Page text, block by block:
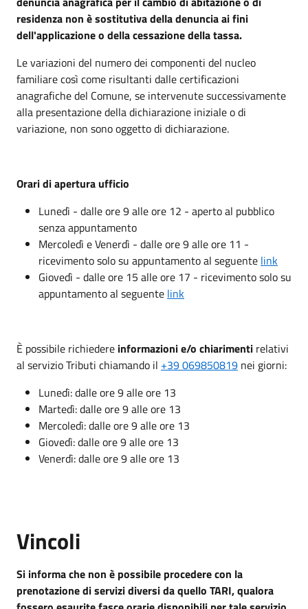
residenza non è sostitutiva della denuncia ai fini
dell'applicazione o della cessazione della tassa.
Le variazioni del numero dei componenti del nucleo
familiare così come risultanti dalle certificazioni
anagrafiche del Comune, se intervenute successivamente
alla presentazione della dichiarazione iniziale o di
variazione, non sono oggetto di dichiarazione.
Orari di apertura ufficio
Lunedì - dalle ore 9 alle ore 12 - aperto al pubblico
senza appuntamento
Mercoledì e Venerdì - dalle ore 9 alle ore 11 -
ricevimento solo su appuntamento al seguente link
Giovedì - dalle ore 15 alle ore 17 - ricevimento solo su
appuntamento al seguente link
È possibile richiedere informazioni e/o chiarimenti relativi
al servizio Tributi chiamando il +39 069850819 nei giorni:
Lunedì: dalle ore 9 alle ore 13
Martedì: dalle ore 9 alle ore 13
Mercoledì: dalle ore 9 alle ore 13
Giovedì: dalle ore 9 alle ore 13
Venerdì: dalle ore 9 alle ore 13
Vincoli
Si informa che non è possibile procedere con la
prenotazione di servizi diversi da quello TARI, qualora